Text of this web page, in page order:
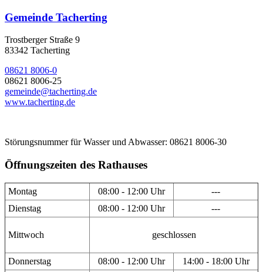
Gemeinde Tacherting
Trostberger Straße 9
83342 Tacherting
08621 8006-0
08621 8006-25
gemeinde@tacherting.de
www.tacherting.de
Störungsnummer für Wasser und Abwasser: 08621 8006-30
Öffnungszeiten des Rathauses
Montag 08:00 - 12:00 Uhr
---
Dienstag
08:00 - 12:00 Uhr ---
Mittwoch geschlossen
Donnerstag 08:00 - 12:00 Uhr
14:00 - 18:00 Uhr